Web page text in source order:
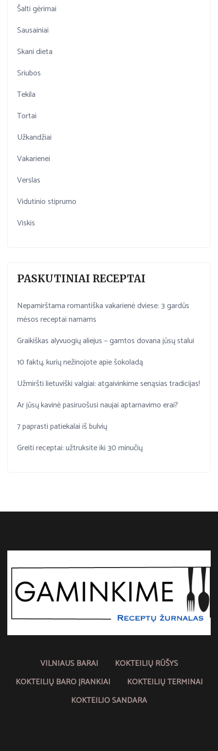
Šalti gėrimai
Sausainiai
Skani dieta
Sriubos
Tekila
Tortai
Užkandžiai
Vakarienei
Verslas
Vidutinio stiprumo
Viskis
PASKUTINIAI RECEPTAI
Nepamirštama romantiška vakarienė dviese: 3 gardūs
mėsos receptai namams
Graikiškas alyvuogių aliejus – gamtos dovana jūsų stalui
10 faktų, kurių nežinojote apie šokoladą
Užmiršti lietuviški valgiai: atgaivinkime senąsias tradicijas!
Ar jūsų kavinė pasiruošusi naujai aptarnavimo erai?
7 paprasti patiekalai iš bulvių
Greiti receptai: užtruksite iki 30 minučių
VILNIAUS BARAI
KOKTEILIŲ RŪŠYS
KOKTEILIŲ BARO ĮRANKIAI
KOKTEILIŲ TERMINAI
KOKTEILIO SANDARA